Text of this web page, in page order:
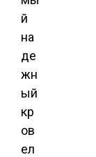
й
на
де
жн
ый
кр
ов
ел